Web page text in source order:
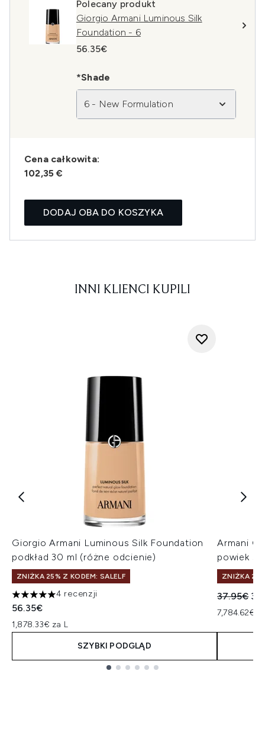
Polecany produkt
Giorgio Armani Luminous Silk
Foundation - 6
56.35€
*Shade
6 - New Formulation
Cena całkowita:
102,35 €
DODAJ OBA DO KOSZYKA
INNI KLIENCI KUPILI
Giorgio Armani Luminous Silk Foundation
podkład 30 ml (różne odcienie)
ZNIŻKA 25% Z KODEM: SALELF
5 gwiazdek na maksymalnie 5
4 recenzji
56.35€
1,878.33€ za L
SZYBKI PODGLĄD
Armani
powiek 5
ZNIŻKA
37.95€
7,784.62€